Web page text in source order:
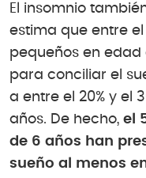
El insomnio
estima que entre el
pequeños en
para conciliar el
a entre el 20% y el
años. De hecho, el
de 6 años han
sueño al menos